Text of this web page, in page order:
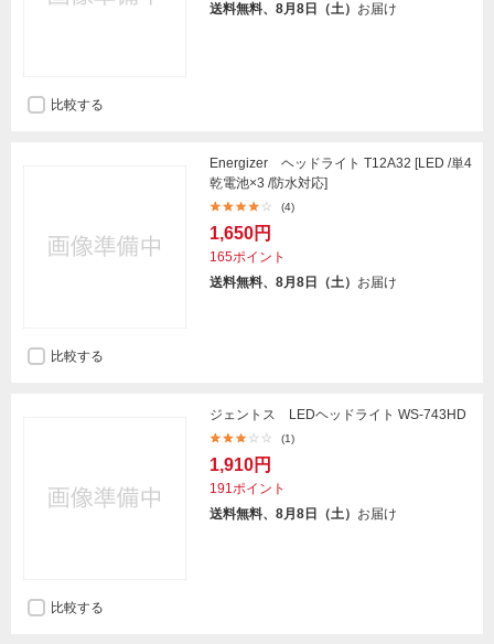
送料無料、8月8日（土） お届け
比較する
Energizer ヘッドライト T12A32 [LED /単4
乾電池×3 /防水対応]
(4)
1,650円
165ポイント
送料無料、8月8日（土） お届け
比較する
ジェントス LEDヘッドライト WS-743HD
(1)
1,910円
191ポイント
送料無料、8月8日（土） お届け
比較する